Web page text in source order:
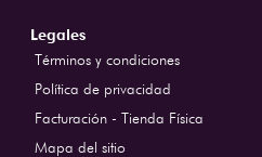
Legales
Términos y condiciones
Política de privacidad
Facturación - Tienda Física
Mapa del sitio